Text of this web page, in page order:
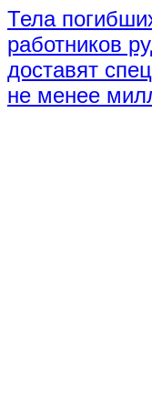
Тела
работников
доставят
не менее